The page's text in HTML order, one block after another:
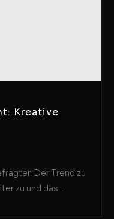
Kreative
Der Trend zu
zu und das...